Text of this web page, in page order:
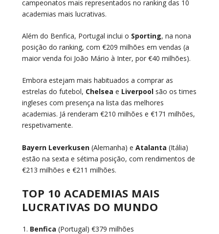
campeonatos mais representados no ranking das 10
academias mais lucrativas.
Além do Benfica, Portugal inclui o Sporting, na nona
posição do ranking, com €209 milhões em vendas (a
maior venda foi João Mário à Inter, por €40 milhões).
Embora estejam mais habituados a comprar as
estrelas do futebol, Chelsea e Liverpool são os times
ingleses com presença na lista das melhores
academias. Já renderam €210 milhões e €171 milhões,
respetivamente.
Bayern Leverkusen(Alemanha) e Atalanta (Itália)
estão na sexta e sétima posição, com rendimentos de
€213 milhões e €211 milhões.
TOP 10 ACADEMIAS MAIS
LUCRATIVAS DO MUNDO
Benfica (Portugal) €379 milhões